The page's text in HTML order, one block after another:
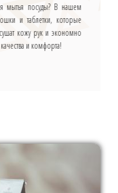
мытья посуды? В нашем
и таблетки, которые
кожу рук и экономно
и комфорта!